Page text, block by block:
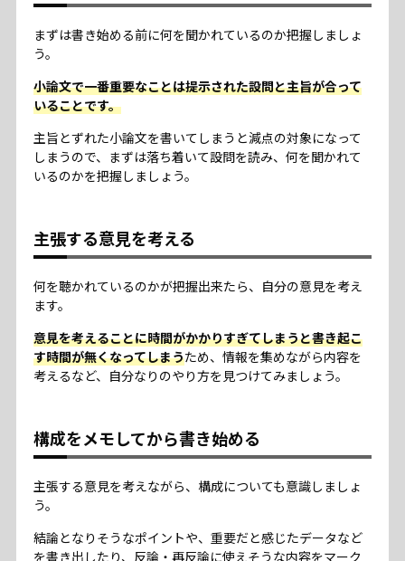
まずは書き始める前に何を聞かれているのか把握しましょ
う。
小論文で一番重要なことは提示された設問と主旨が合って
いることです。
主旨とずれた小論文を書いてしまうと減点の対象になって
しまうので、まずは落ち着いて設問を読み、何を聞かれて
いるのかを把握しましょう。
主張する意見を考える
何を聴かれているのかが把握出来たら、自分の意見を考え
ます。
意見を考えることに時間がかかりすぎてしまうと書き起こ
す時間が無くなってしまうため、情報を集めながら内容を
考えるなど、自分なりのやり方を見つけてみましょう。
構成をメモしてから書き始める
主張する意見を考えながら、構成についても意識しましょ
う。
結論となりそうなポイントや、重要だと感じたデータなど
を書き出したり、反論・再反論に使えそうな内容をマーク